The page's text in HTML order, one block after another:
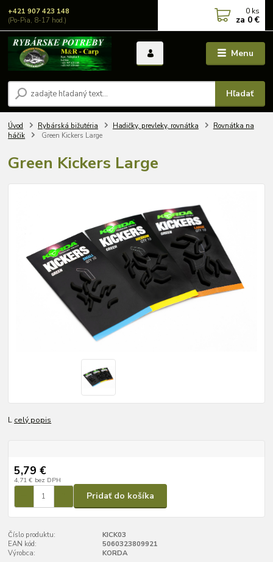
Menu
Hľadať
+421 907 423 148
(Po-Pia, 8-17 hod.)
0 ks
za 0 €
Úvod Rybárská bižutéria Hadičky, prevleky, rovnátka
Rovnátka na
háčik
Green Kickers Large
Green Kickers Large
L celý popis
5,79 €
4,71 € bez DPH
Pridať do košíka
Číslo produktu:
KICK03
EAN kód:
5060323809921
Výrobca:
KORDA